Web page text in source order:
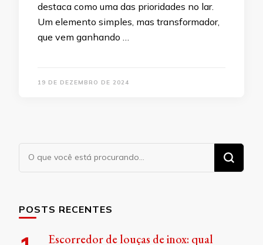
destaca como uma das prioridades no lar.
Um elemento simples, mas transformador,
que vem ganhando …
19 DE DEZEMBRO DE 2024
Procurando
algo?
POSTS RECENTES
Escorredor de louças de inox: qual